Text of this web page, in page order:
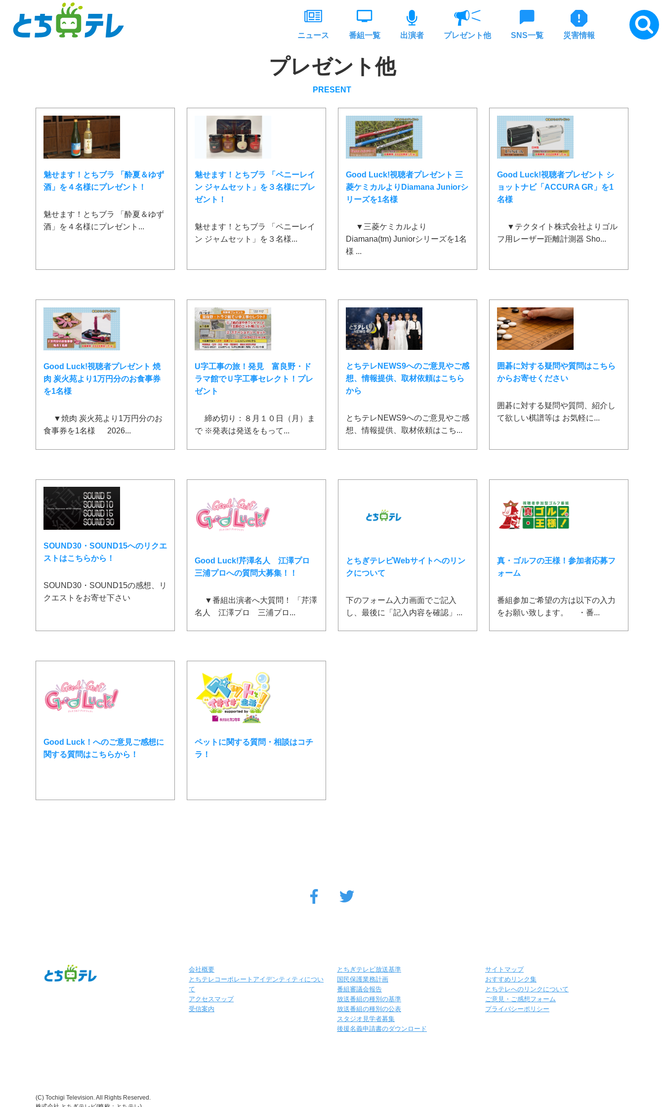
ニュース 番組一覧 出演者 プレゼント他 SNS一覧 災害情報
プレゼント他
PRESENT
魅せます！とちブラ 「酔夏＆ゆず
酒」を４名様にプレゼント！
魅せます！とちブラ 「酔夏＆ゆず
酒」を４名様にプレゼント...
魅せます！とちブラ 「ペニーレイ
ン ジャムセット」を３名様にプレ
ゼント！
魅せます！とちブラ 「ペニーレイ
ン ジャムセット」を３名様...
Good Luck!視聴者プレゼント 三
菱ケミカルよりDiamana Juniorシ
リーズを1名様
▼三菱ケミカルより
Diamana(tm) Juniorシリーズを1名
様 ...
Good Luck!視聴者プレゼント シ
ョットナビ「ACCURA GR」を1
名様
▼テクタイト株式会社よりゴル
フ用レーザー距離計測器 Sho...
Good Luck!視聴者プレゼント 焼
肉 炭火苑より1万円分のお食事券
を1名様
▼焼肉 炭火苑より1万円分のお
食事券を1名様 2026...
U字工事の旅！発見 富良野・ド
ラマ館でＵ字工事セレクト！プレ
ゼント
締め切り：８月１０日（月）ま
で ※発表は発送をもって...
とちテレNEWS9へのご意見やご感
想、情報提供、取材依頼はこちら
から
とちテレNEWS9へのご意見やご感
想、情報提供、取材依頼はこち...
囲碁に対する疑問や質問はこちら
からお寄せください
囲碁に対する疑問や質問、紹介し
て欲しい棋譜等は お気軽に...
SOUND30・SOUND15へのリクエ
ストはこちらから！
SOUND30・SOUND15の感想、リ
クエストをお寄せ下さい
Good Luck!芹澤名人 江澤プロ
三浦プロへの質問大募集！！
▼番組出演者へ大質問！ 「芹澤
名人 江澤プロ 三浦プロ...
とちぎテレビWebサイトヘのリン
クについて
下のフォーム入力画面でご記入
し、最後に「記入内容を確認」...
真・ゴルフの王様！参加者応募フ
ォーム
番組参加ご希望の方は以下の入力
をお願い致します。 ・番...
Good Luck！へのご意見ご感想に
関する質問はこちらから！
ペットに関する質問・相談はコチ
ラ！
会社概要
とちテレコーポレートアイデンティティについ
て
アクセスマップ
受信案内
とちぎテレビ放送基準
国民保護業務計画
番組審議会報告
放送番組の種別の基準
放送番組の種別の公表
スタジオ見学者募集
後援名義申請書のダウンロード
サイトマップ
おすすめリンク集
とちテレへのリンクについて
ご意見・ご感想フォーム
プライバシーポリシー
(C) Tochigi Television. All Rights Reserved.